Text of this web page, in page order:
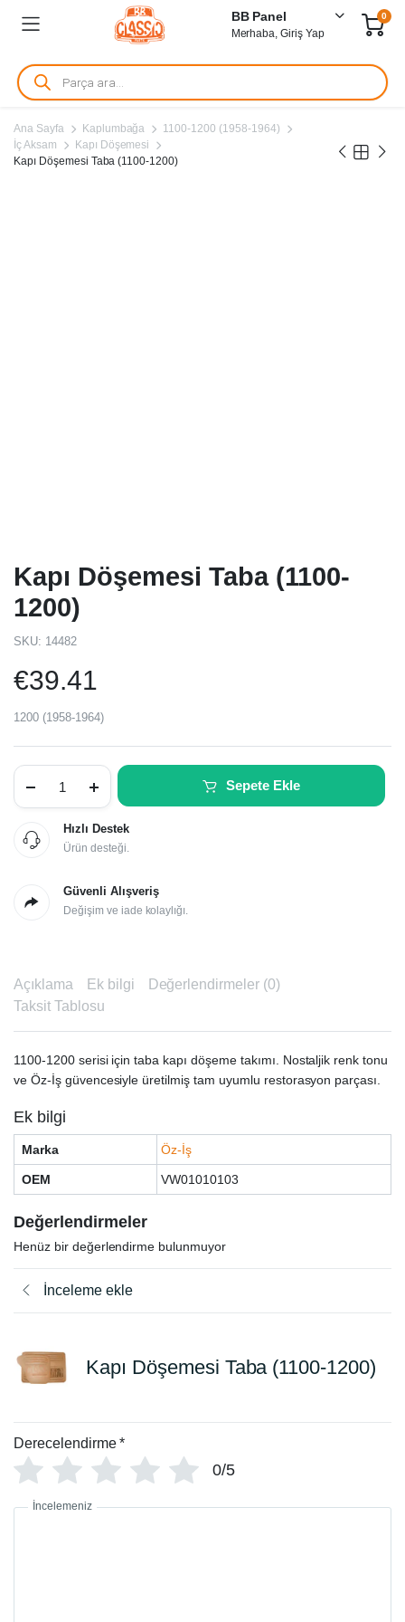
BB Panel
Merhaba, Giriş Yap
0
Products
search
Ana Sayfa Kaplumbağa
1100-1200 (1958-1964)
İç Aksam
Kapı Döşemesi
Kapı Döşemesi Taba (1100-1200)
Kapı Döşemesi Taba (1100-
1200)
SKU: 14482
€39.41
1200 (1958-1964)
Döşemesi
(1100-
1200)
quantity
Sepete Ekle
Hızlı Destek
Ürün desteği.
Güvenli Alışveriş
Değişim ve iade kolaylığı.
Açıklama Ek bilgi
Değerlendirmeler (0)
Taksit Tablosu
1100-1200 serisi için taba kapı döşeme takımı. Nostaljik renk tonu
ve Öz-İş güvencesiyle üretilmiş tam uyumlu restorasyon parçası.
Ek bilgi
Marka Öz-İş
OEM VW01010103
Değerlendirmeler
Henüz bir değerlendirme bulunmuyor
İnceleme ekle
Kapı Döşemesi Taba (1100-1200)
Derecelendirme *
0/5
İncelemeniz